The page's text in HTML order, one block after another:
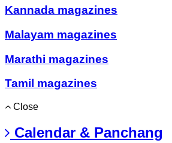
Kannada magazines
Malayam magazines
Marathi magazines
Tamil magazines
Close
Calendar & Panchang